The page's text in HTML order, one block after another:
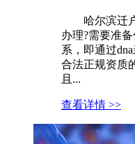
哈尔滨迁户
办理?需要准
系，即通过
合法正规资质
且...
查看详情 >>